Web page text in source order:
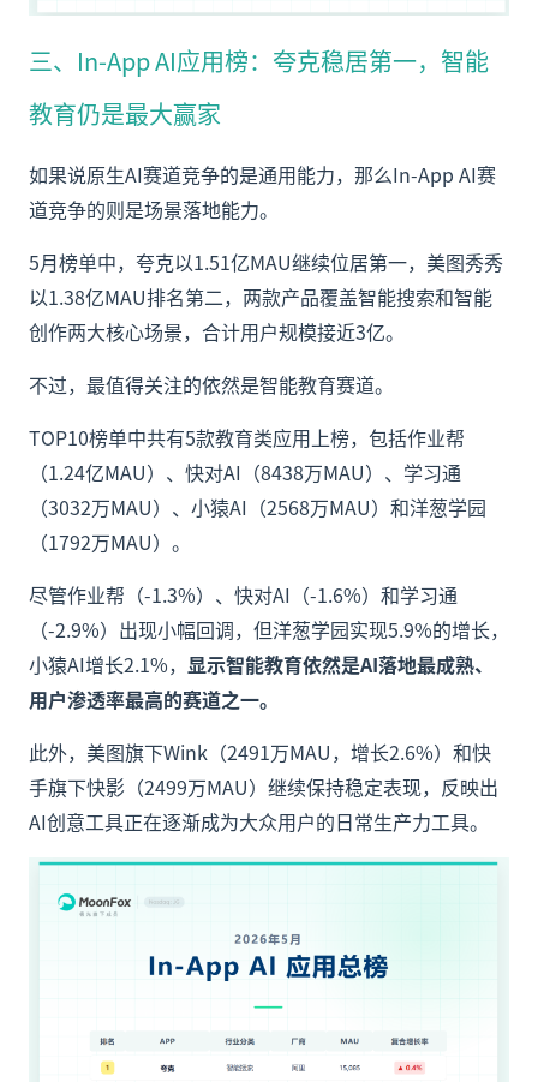
三、In-App AI应用榜：夸克稳居第一，智能
教育仍是最大赢家
如果说原生AI赛道竞争的是通用能力，那么In-App AI赛
道竞争的则是场景落地能力。
5月榜单中，夸克以1.51亿MAU继续位居第一，美图秀秀
以1.38亿MAU排名第二，两款产品覆盖智能搜索和智能
创作两大核心场景，合计用户规模接近3亿。
不过，最值得关注的依然是智能教育赛道。
TOP10榜单中共有5款教育类应用上榜，包括作业帮
（1.24亿MAU）、快对AI（8438万MAU）、学习通
（3032万MAU）、小猿AI（2568万MAU）和洋葱学园
（1792万MAU）。
尽管作业帮（-1.3%）、快对AI（-1.6%）和学习通
（-2.9%）出现小幅回调，但洋葱学园实现5.9%的增长，
小猿AI增长2.1%， 显示智能教育依然是AI落地最成熟、
用户渗透率最高的赛道之一。
此外，美图旗下Wink（2491万MAU，增长2.6%）和快
手旗下快影（2499万MAU）继续保持稳定表现，反映出
AI创意工具正在逐渐成为大众用户的日常生产力工具。